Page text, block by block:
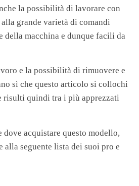
la possibilità di lavorare con
grande varietà di comandi
della macchina e dunque facili da
e la possibilità di rimuovere e
sì che questo articolo si collochi
risulti quindi tra i più apprezzati
acquistare questo modello,
alla seguente lista dei suoi pro e